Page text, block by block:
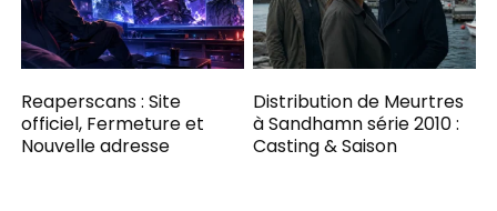
Reaperscans : Site
officiel, Fermeture et
Nouvelle adresse
Distribution de Meurtres
à Sandhamn série 2010 :
Casting & Saison